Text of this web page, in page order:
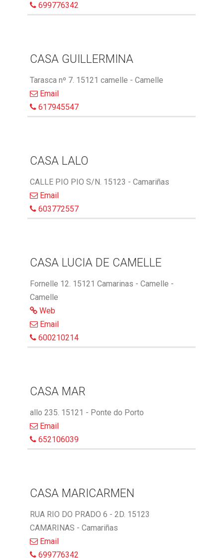
699776342
CASA GUILLERMINA
Tarasca nº 7. 15121 camelle - Camelle
Email
617945547
CASA LALO
CALLE PIO PIO S/N. 15123 - Camariñas
Email
603772557
CASA LUCIA DE CAMELLE
Fornelle 12. 15121 Camarinas - Camelle -
Camelle
Web
Email
600210214
CASA MAR
allo 235. 15121 - Ponte do Porto
Email
652106039
CASA MARICARMEN
RUA RIO DO PRADO 6 - 2D. 15123
CAMARINAS - Camariñas
Email
699776342